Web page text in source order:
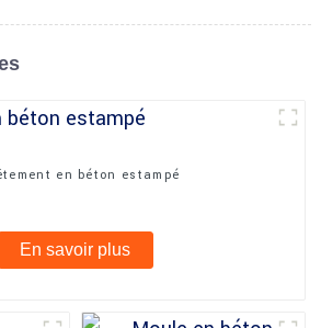
en béton estampé
En savoir plus